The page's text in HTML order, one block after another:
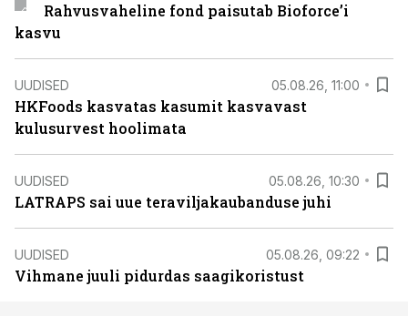
Rahvusvaheline fond paisutab Bioforce’i
kasvu
UUDISED 05.08.26, 11:00
HKFoods kasvatas kasumit kasvavast
kulusurvest hoolimata
UUDISED 05.08.26, 10:30
LATRAPS sai uue teraviljakaubanduse juhi
UUDISED 05.08.26, 09:22
Vihmane juuli pidurdas saagikoristust